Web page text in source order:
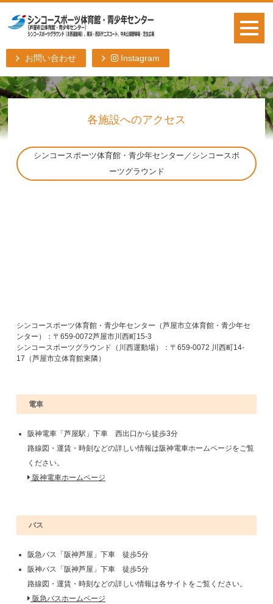
お問い合わせ Instagram
各施設へのアクセス
シンコースポーツ体育館・青少年センター／シンコースポ
ーツグラウンド
シンコースポーツ体育館・青少年センター（芦屋市立体育館・青少年セ
ンター）：〒659-0072芦屋市川西町15-3
シンコースポーツグラウンド（川西運動場）：〒659-0072 川西町14-
17（芦屋市立体育館東隣）
電車
阪神電車「芦屋駅」下車 西出口から徒歩3分
路線図・運賃・時刻などの詳しい情報は阪神電車ホームページをご覧
ください。
阪神電車ホームページ
バス
阪急バス「阪神芦屋」下車 徒歩5分
阪神バス「阪神芦屋」下車 徒歩5分
路線図・運賃・時刻などの詳しい情報は各サイトをご覧ください。
阪急バスホームページ